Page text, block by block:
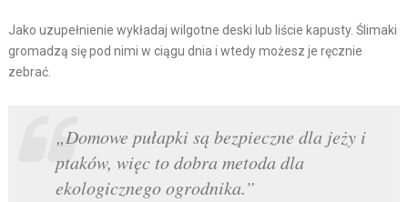
Jako uzupełnienie wykładaj wilgotne deski lub liście kapusty. Ślimaki
gromadzą się pod nimi w ciągu dnia i wtedy możesz je ręcznie
zebrać.
„Domowe pułapki są bezpieczne dla jeży i
ptaków, więc to dobra metoda dla
ekologicznego ogrodnika.”